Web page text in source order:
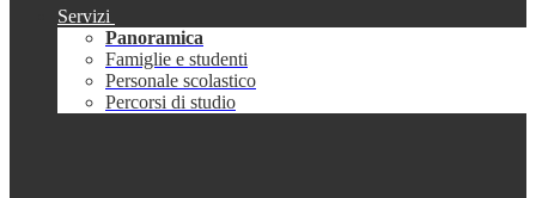
Servizi
Panoramica
Famiglie e studenti
Personale scolastico
Percorsi di studio